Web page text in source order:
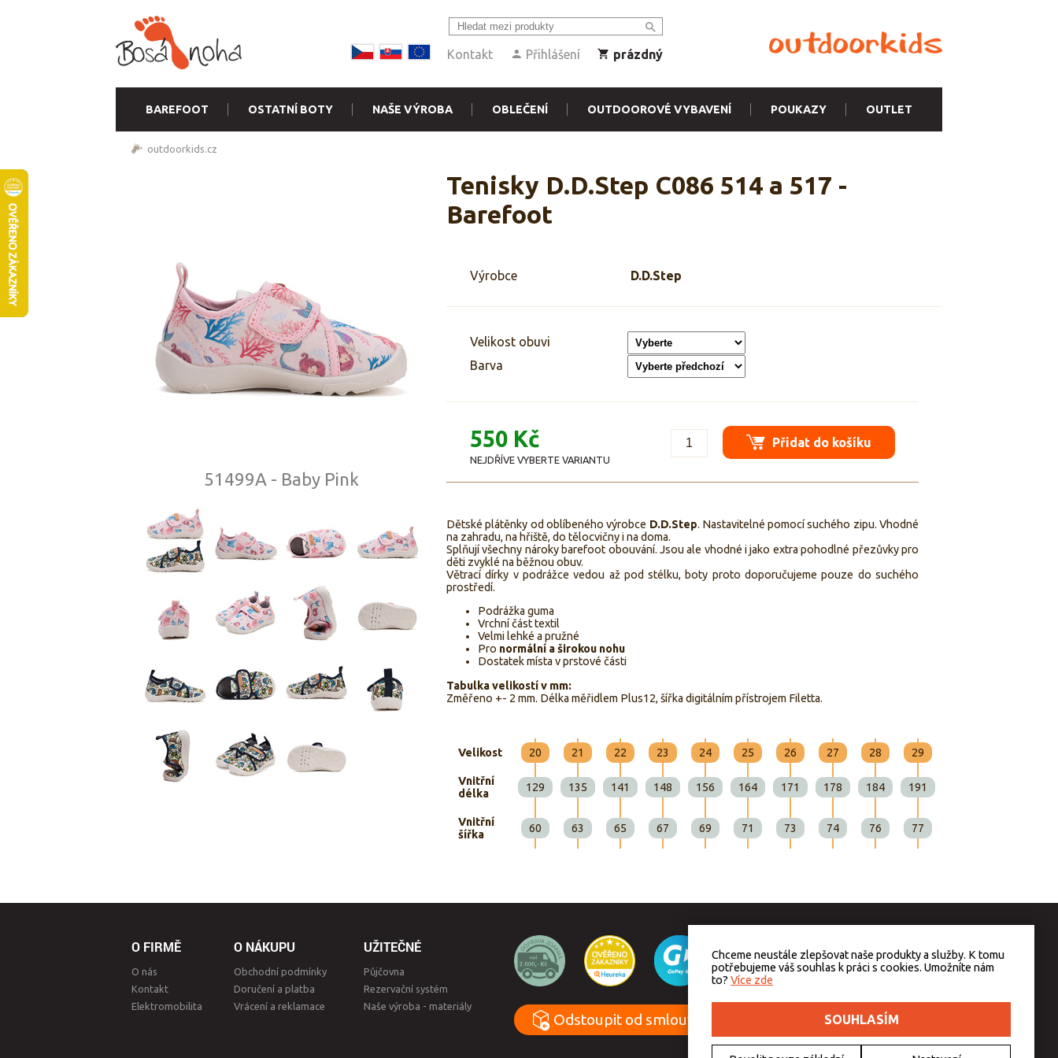
Kontakt Přihlášení prázdný
BAREFOOT OSTATNÍ BOTY NAŠE VÝROBA OBLEČENÍ OUTDOOROVÉ VYBAVENÍ POUKAZY OUTLET
outdoorkids.cz
Tenisky D.D.Step C086 514 a 517 -
Barefoot
51499A - Baby Pink
Výrobce D.D.Step
Velikost obuvi
Barva
550 Kč
NEJDŘÍVE VYBERTE VARIANTU
Přidat do košíku
Dětské plátěnky od oblíbeného výrobce D.D.Step. Nastavitelné pomocí suchého zipu. Vhodné
na zahradu, na hřiště, do tělocvičny i na doma.
Splňují všechny nároky barefoot obouvání. Jsou ale vhodné i jako extra pohodlné přezůvky pro
děti zvyklé na běžnou obuv.
Větrací dírky v podrážce vedou až pod stélku, boty proto doporučujeme pouze do suchého
prostředí.
Podrážka guma
Vrchní část textil
Velmi lehké a pružné
Pro normální a širokou nohu
Dostatek místa v prstové části
Tabulka velikostí v mm:
Změřeno +- 2 mm. Délka měřidlem Plus12, šířka digitálním přístrojem Filetta.
Velikost 20 21 22 23 24 25 26 27 28 29
Vnitřní
délka
129 135 141 148 156 164 171 178 184 191
Vnitřní
šířka
60 63 65 67 69 71 73 74 76 77
O FIRMĚ
O nás
Kontakt
Elektromobilita
O NÁKUPU
Obchodní podmínky
Doručení a platba
Vrácení a reklamace
UŽITEČNÉ
Půjčovna
Rezervační systém
Naše výroba - materiály
Odstoupit od smlouvy
Chceme neustále zlepšovat naše produkty a služby. K tomu
potřebujeme váš souhlas k práci s cookies. Umožníte nám
to? Více zde
SOUHLASÍM